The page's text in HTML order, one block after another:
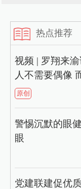
热点推荐
视频 | 罗翔来
人不需要偶像
原创
警惕沉默的眼
眼
党建联建促优